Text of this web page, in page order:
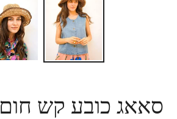
סאאג כובע קש חום